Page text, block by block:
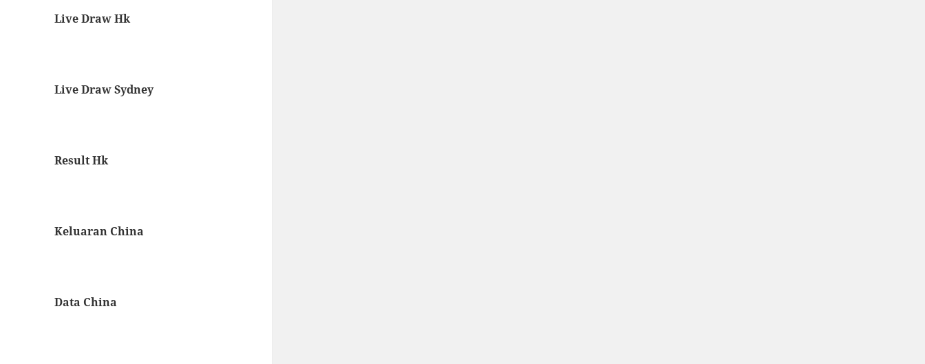
Live Draw Hk
Live Draw Sydney
Result Hk
Keluaran China
Data China